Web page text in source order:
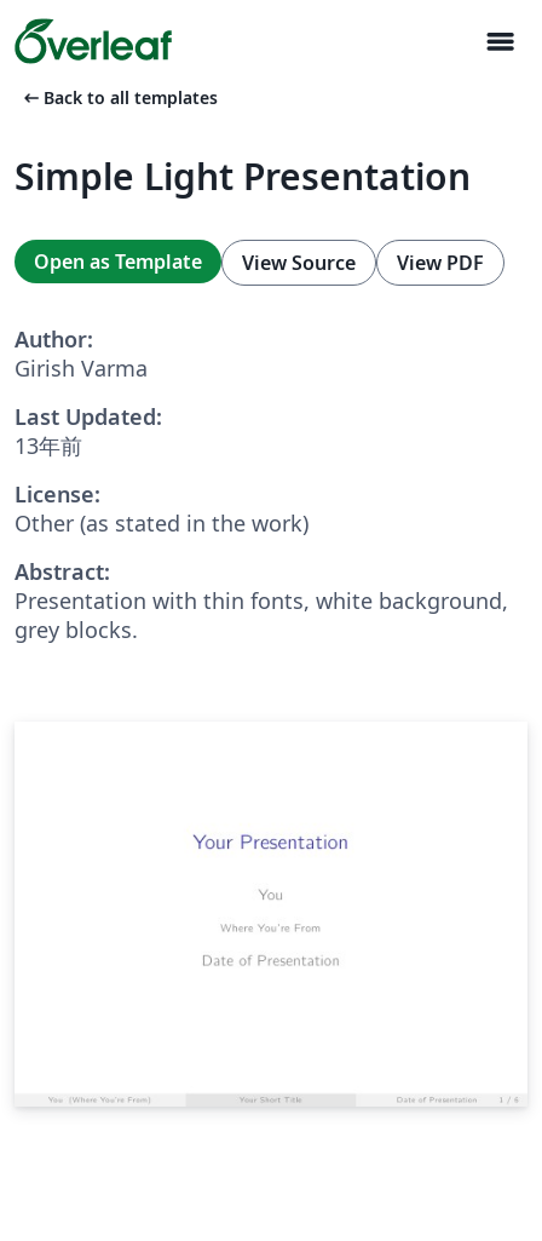
menu
arrow_left_alt Back to all templates
Simple Light Presentation
Open as Template View Source View PDF
Author:
Girish Varma
Last Updated:
13年前
License:
Other (as stated in the work)
Abstract:
Presentation with thin fonts, white background,
grey blocks.